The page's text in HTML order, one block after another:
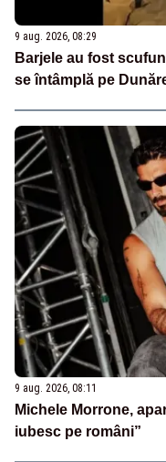
9 aug. 2026, 08:29
Barjele au fost
se întâmplă pe
9 aug. 2026, 08:11
Michele Morrone,
iubesc pe români”